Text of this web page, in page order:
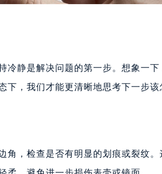
冷静是解决问题的第一步。想象一
，我们才能更清晰地思考下一步该
角，检查是否有明显的划痕或裂纹